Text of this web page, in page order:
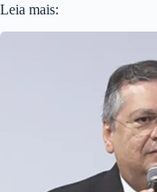
Leia mais: